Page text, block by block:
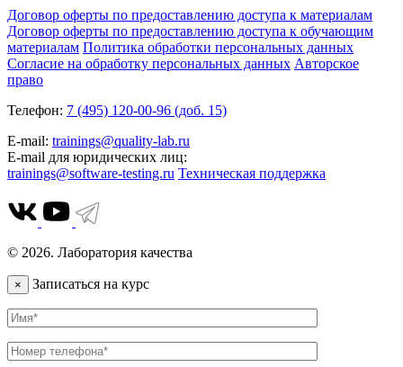
Договор оферты по предоставлению доступа к материалам
Договор оферты по предоставлению доступа к обучающим
материалам Политика обработки персональных данных
Согласие на обработку персональных данных Авторское
право
Телефон: 7 (495) 120-00-96 (доб. 15)
E-mail: trainings@quality-lab.ru
E-mail для юридических лиц:
trainings@software-testing.ru Техническая поддержка
© 2026. Лаборатория качества
× Записаться на курс